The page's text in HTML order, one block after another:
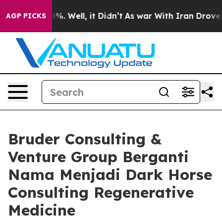
AGP PICKS
40%. Well, it Didn’t As war With Iran Drove oil
Bruder Consulting &
Venture Group Berganti
Nama Menjadi Dark Horse
Consulting Regenerative
Medicine